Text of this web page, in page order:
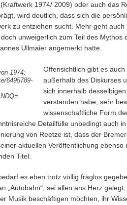
(Kraftwerk 1974/ 2009) oder auch das
wird deutlich, dass sich die
zu entziehen sucht. Mehr geht
unweigerlich zum Teil des
Ullmaier angemerkt hatte.
1974;
6495789-
Offensichtlich gibt es
außerhalb des Diskurses
sich innerhalb
verstanden habe, sehr
wissenschaftliche Form
Detailfülle unbedingt auch
von Reetze ist, dass der
aktuellen Veröffentlichung
Titel.
es eben trotz völlig fraglos
„Autobahn“, sei allen ans Herz
Musik beschäftigen möchten, ihr